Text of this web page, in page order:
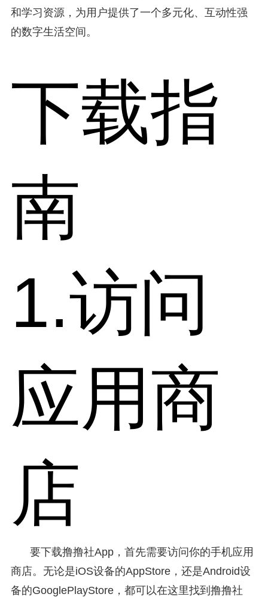
和学习资源，为用户提供了一个多元化、互动性强
的数字生活空间。
下载指
南
1.访问
应用商
店
要下载撸撸社App，首先需要访问你的手机应用
商店。无论是iOS设备的AppStore，还是Android设
备的GooglePlayStore，都可以在这里找到撸撸社